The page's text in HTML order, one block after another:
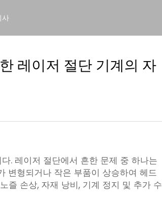
사
레이저 절단 기계의 자
. 레이저 절단에서 흔한 문제 중 하나는
변형되거나 작은 부품이 상승하여 헤드
즐 손상, 자재 낭비, 기계 정지 및 추가 수